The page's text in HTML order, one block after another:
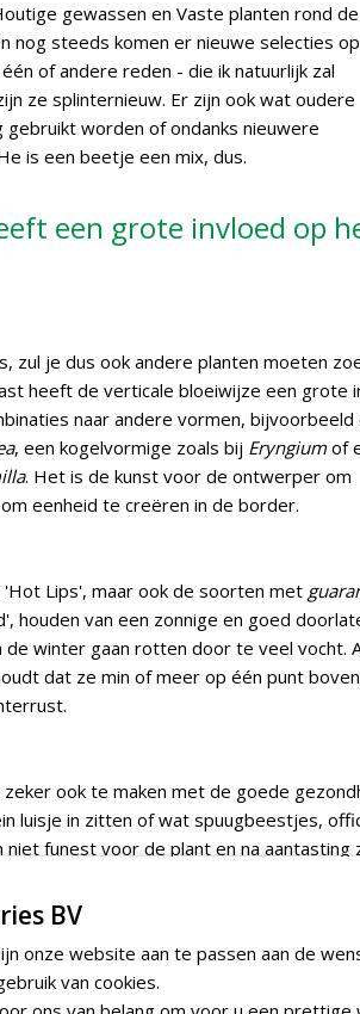
gewassen en Vaste planten rond
nog steeds komen er nieuwe selecties
of andere reden - die ik natuurlijk zal
ze splinternieuw. Er zijn ook wat oudere
worden of ondanks nieuwere
is een beetje een mix, dus.
een grote invloed op
zul je dus ook andere planten moeten
heeft de verticale bloeiwijze een grote
naar andere vormen, bijvoorbeeld
, een kogelvormige zoals bij Eryngiumof
. Het is de kunst voor de ontwerper om
eenheid te creëren in de border.
Lips', maar ook de soorten met
houden van een zonnige en goed
winter gaan rotten door te veel vocht.
dat ze min of meer op één punt
ook te maken met de goede
luisje in zitten of wat spuugbeestjes,
funest voor de plant en na aantasting
soorten worden het liefst in het voorjaar
eerste bloei nog een keer gesnoeid
BV
onze website aan te passen aan de
van cookies.